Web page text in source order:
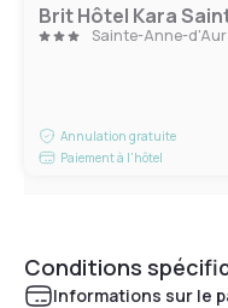
Brit Hôtel Kara
Sainte-Anne-
Annulation gratuite
Paiement à l'hôtel
Conditions
Informations sur le